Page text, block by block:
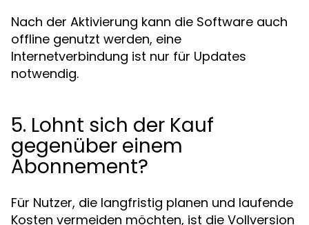
Nach der Aktivierung kann die Software auch
offline genutzt werden, eine
Internetverbindung ist nur für Updates
notwendig.
5. Lohnt sich der Kauf
gegenüber einem
Abonnement?
Für Nutzer, die langfristig planen und laufende
Kosten vermeiden möchten, ist die Vollversion